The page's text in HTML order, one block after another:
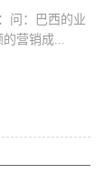
问：巴西的业
营销成...